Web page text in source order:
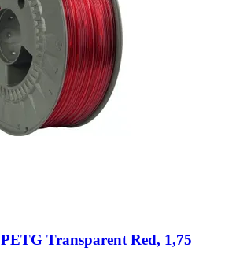
PETG Transparent Red, 1,75